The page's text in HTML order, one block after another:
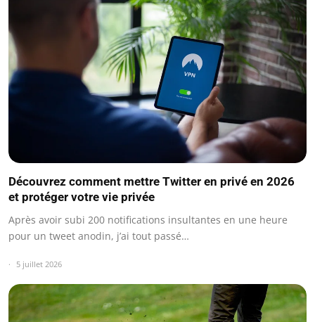
Découvrez comment mettre Twitter en privé en 2026
et protéger votre vie privée
Après avoir subi 200 notifications insultantes en une heure
pour un tweet anodin, j’ai tout passé…
5 juillet 2026